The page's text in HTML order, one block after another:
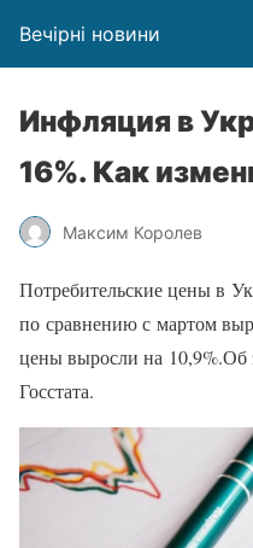
Вечірні новини
Инфляция в
16%. Как
Максим Королев
Потребительские цены в
по сравнению с мартом
цены выросли на 10,9%.Об
Госстата.